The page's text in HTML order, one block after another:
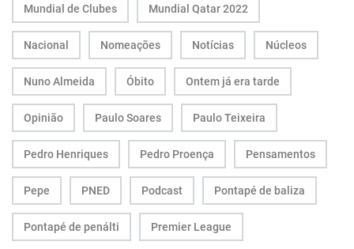
Mundial de Clubes Mundial Qatar 2022
Nacional Nomeações Notícias Núcleos
Nuno Almeida Óbito Ontem já era tarde
Opinião Paulo Soares Paulo Teixeira
Pedro Henriques Pedro Proença Pensamentos
Pepe PNED Podcast Pontapé de baliza
Pontapé de penálti Premier League